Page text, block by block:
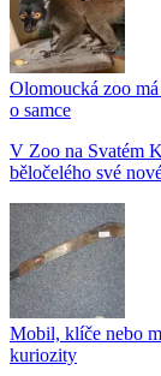
Olomoucká zoo
o samce
V Zoo na Svatém
běločelého své
Mobil, klíče nebo
kuriozity